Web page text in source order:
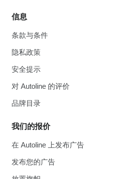
信息
条款与条件
隐私政策
安全提示
对 Autoline 的评价
品牌目录
我们的报价
在 Autoline 上发布广告
发布您的广告